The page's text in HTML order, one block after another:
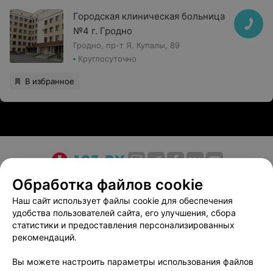
Городская клиническая больница
№4 г. Гродно
Гродно, пр-т Я. Купалы, 89
Круглосуточно
В избранное
О проекте Новости проекта
Размещение рекламы
Медицинский маркетинг
Публичный договор
Пользовательское соглашение
Способы оплаты
Вакансии
Партнеры
Написать в поддержку
Обработка файлов cookie
Наш сайт использует файлы cookie для обеспечения
удобства пользователей сайта, его улучшения, сбора
статистики и предоставления персонализированных
рекомендаций.
Вы можете настроить параметры использования файлов